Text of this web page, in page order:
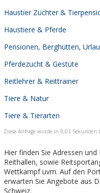
Haustier Züchter &
Haustiere & Pferde
Pensionen, Berghütten,
Pferdezucht & Gestüte
Reitlehrer & Reittrainer
Tiere & Natur
Tiere & Tierarten
Diese Anfrage wurde in 0,03 Sekunden
Hier finden Sie Adressen
Reithallen, sowie
Wettkampf uvm. Auf den
erwarten Sie Angebote aus
Schweiz.